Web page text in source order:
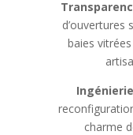
d’ouvertures
baies
charme